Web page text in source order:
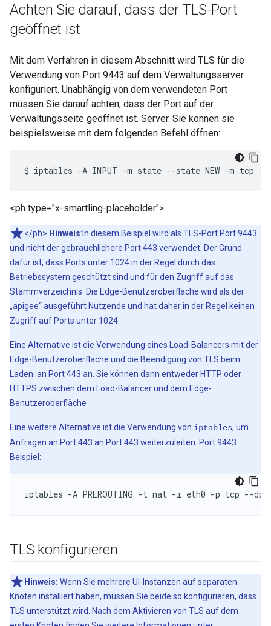
Achten Sie darauf, dass der TLS-Port
geöffnet ist
Mit dem Verfahren in diesem Abschnitt wird TLS für die
Verwendung von Port 9443 auf dem Verwaltungsserver
konfiguriert. Unabhängig von dem verwendeten Port
müssen Sie darauf achten, dass der Port auf der
Verwaltungsseite geöffnet ist. Server. Sie können sie
beispielsweise mit dem folgenden Befehl öffnen:
$ iptables -A INPUT -m state --state NEW -m tcp -p
<ph type="x-smartling-placeholder">
</ph> Hinweis:In diesem Beispiel wird als TLS-Port Port 9443
und nicht der gebräuchlichere Port 443 verwendet. Der Grund
dafür ist, dass Ports unter 1024 in der Regel durch das
Betriebssystem geschützt sind und für den Zugriff auf das
Stammverzeichnis. Die Edge-Benutzeroberfläche wird als der
„apigee“ ausgeführt Nutzende und hat daher in der Regel keinen
Zugriff auf Ports unter 1024.
Eine Alternative ist die Verwendung eines Load-Balancers mit der
Edge-Benutzeroberfläche und die Beendigung von TLS beim
Laden. an Port 443 an. Sie können dann entweder HTTP oder
HTTPS zwischen dem Load-Balancer und dem Edge-
Benutzeroberfläche
Eine weitere Alternative ist die Verwendung von iptables, um
Anfragen an Port 443 an Port 443 weiterzuleiten. Port 9443.
Beispiel:
iptables -A PREROUTING -t nat -i eth0 -p tcp --
TLS konfigurieren
Hinweis: Wenn Sie mehrere UI-Instanzen auf separaten
Knoten installiert haben, müssen Sie beide so konfigurieren, dass
TLS unterstützt wird. Nach dem Aktivieren von TLS auf dem